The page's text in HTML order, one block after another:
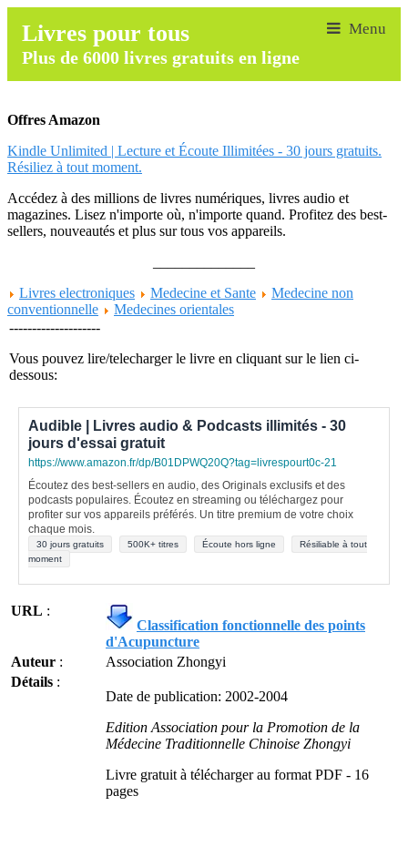
Livres pour tous
Plus de 6000 livres gratuits en ligne
Offres Amazon
Kindle Unlimited | Lecture et Écoute Illimitées - 30 jours gratuits.
Résiliez à tout moment.
Accédez à des millions de livres numériques, livres audio et
magazines. Lisez n'importe où, n'importe quand. Profitez des best-
sellers, nouveautés et plus sur tous vos appareils.
Livres electroniques
Medecine et Sante
Medecine non
conventionnelle
Medecines orientales
--------------------
Vous pouvez lire/telecharger le livre en cliquant sur le lien ci-
dessous:
Audible | Livres audio & Podcasts illimités - 30
jours d'essai gratuit
https://www.amazon.fr/dp/B01DPWQ20Q?tag=livrespourt0c-21
Écoutez des best-sellers en audio, des Originals exclusifs et des
podcasts populaires. Écoutez en streaming ou téléchargez pour
profiter sur vos appareils préférés. Un titre premium de votre choix
chaque mois.
30 jours gratuits 500K+ titres Écoute hors ligne
Résiliable à tout
moment
URL :
Classification fonctionnelle des points
d'Acupuncture
Auteur :
Association Zhongyi
Détails :
Date de publication: 2002-2004
Edition Association pour la Promotion de la
Médecine Traditionnelle Chinoise Zhongyi
Livre gratuit à télécharger au format PDF - 16
pages